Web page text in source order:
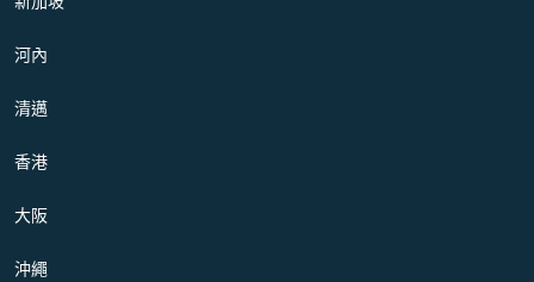
河內
清邁
香港
大阪
沖繩